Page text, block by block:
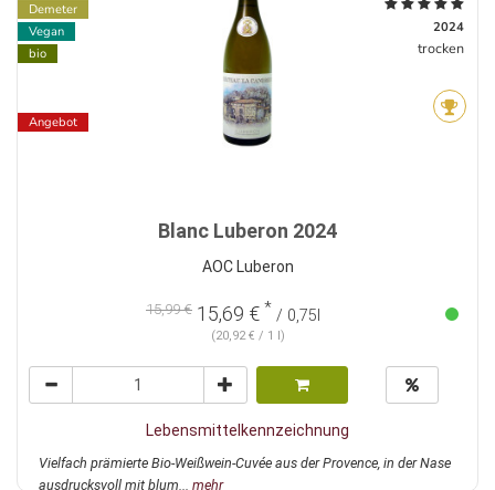
Demeter
Vegan
bio
Angebot
2024
trocken
Blanc Luberon 2024
AOC Luberon
15,99 € 15,69 € * / 0,75l
(20,92 € / 1 l)
Lebensmittelkennzeichnung
Vielfach prämierte Bio-Weißwein-Cuvée aus der Provence, in der Nase
ausdrucksvoll mit blum... mehr